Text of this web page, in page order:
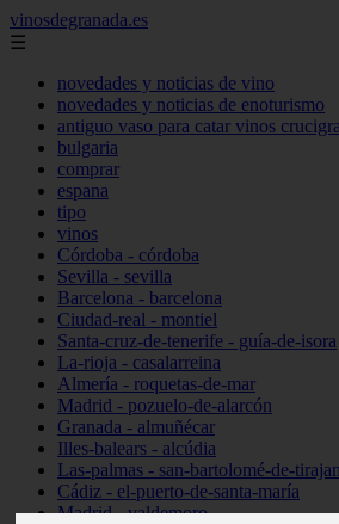
vinosdegranada.es
☰
novedades y noticias de vino
novedades y noticias de enoturismo
antiguo vaso para catar vinos
bulgaria
comprar
espana
tipo
vinos
Córdoba - córdoba
Sevilla - sevilla
Barcelona - barcelona
Ciudad-real - montiel
Santa-cruz-de-tenerife - guía-de-isora
La-rioja - casalarreina
Almería - roquetas-de-mar
Madrid - pozuelo-de-alarcón
Granada - almuñécar
Illes-balears - alcúdia
Las-palmas - san-bartolomé-de-
Cádiz - el-puerto-de-santa-maría
Madrid - valdemoro